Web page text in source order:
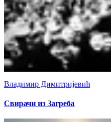
Владимир Димитријевић
Свирачи из Загреба